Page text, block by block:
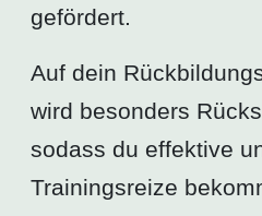
gefördert.
Auf dein
wird besonders
sodass du effektive
Trainingsreize